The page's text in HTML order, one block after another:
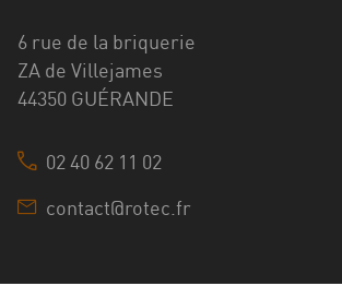
6 rue de la briquerie
ZA de Villejames
44350 GUÉRANDE
02 40 62 11 02
contact@rotec.fr